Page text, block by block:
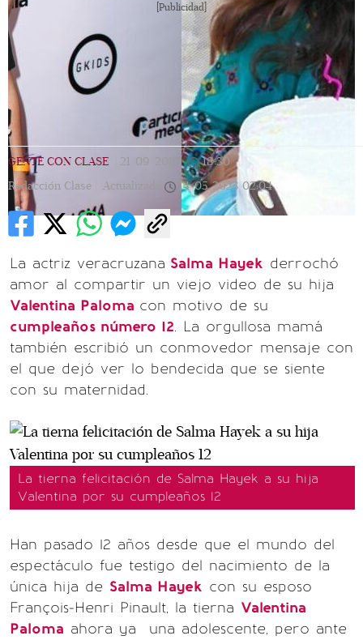
[Publicidad]
GENTE CON CLASE 21/09/2019 | 18:30 |
Redacción Clase |
Actualizada 14/05/2023 02:04
La actriz veracruzana Salma Hayek derrochó
amor al compartir un viejo video de su hija
Valentina Paloma con motivo de su
cumpleaños número 12. La orgullosa mamá
también escribió un conmovedor mensaje con
el que dejó ver lo bendecida que se siente
con su maternidad.
La tierna felicitación de Salma Hayek a su hija
Valentina por su cumpleaños 12
Han pasado 12 años desde que el mundo del
espectáculo fue testigo del nacimiento de la
única hija de Salma Hayek con su esposo
François-Henri Pinault, la tierna Valentina
Paloma ahora ya una adolescente, pero ante